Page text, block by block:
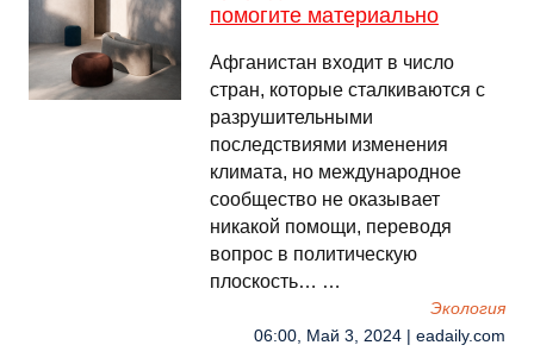
помогите материально
Афганистан входит в число
стран, которые сталкиваются с
разрушительными
последствиями изменения
климата, но международное
сообщество не оказывает
никакой помощи, переводя
вопрос в политическую
плоскость… …
Экология
06:00, Май 3, 2024 | eadaily.com